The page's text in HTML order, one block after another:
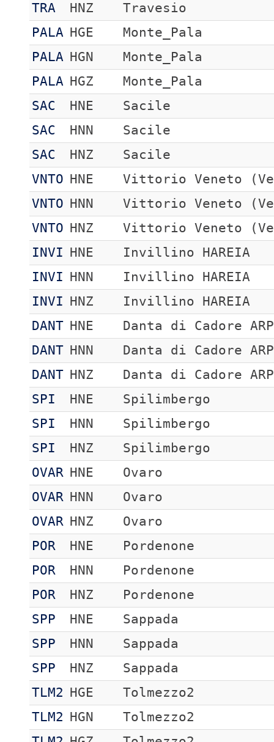
TRA
HNZ
Travesio
PALA HGE
Monte_Pala
PALA HGN
Monte_Pala
PALA HGZ
Monte_Pala
SAC
HNE
Sacile
SAC
HNN
Sacile
SAC
HNZ
Sacile
VNTO HNE
Vittorio Veneto
VNTO HNN
Vittorio Veneto
VNTO HNZ
Vittorio Veneto
INVI
HNE
Invillino HAREIA
INVI
HNN
Invillino HAREIA
INVI
HNZ
Invillino HAREIA
DANT HNE
Danta di Cadore
DANT HNN
Danta di Cadore
DANT HNZ
Danta di Cadore
SPI
HNE
Spilimbergo
SPI
HNN
Spilimbergo
SPI
HNZ
Spilimbergo
OVAR HNE
Ovaro
OVAR HNN
Ovaro
OVAR HNZ
Ovaro
POR
HNE
Pordenone
POR
HNN
Pordenone
POR
HNZ
Pordenone
SPP
HNE
Sappada
SPP
HNN
Sappada
SPP
HNZ
Sappada
TLM2
HGE
Tolmezzo2
TLM2
HGN
Tolmezzo2